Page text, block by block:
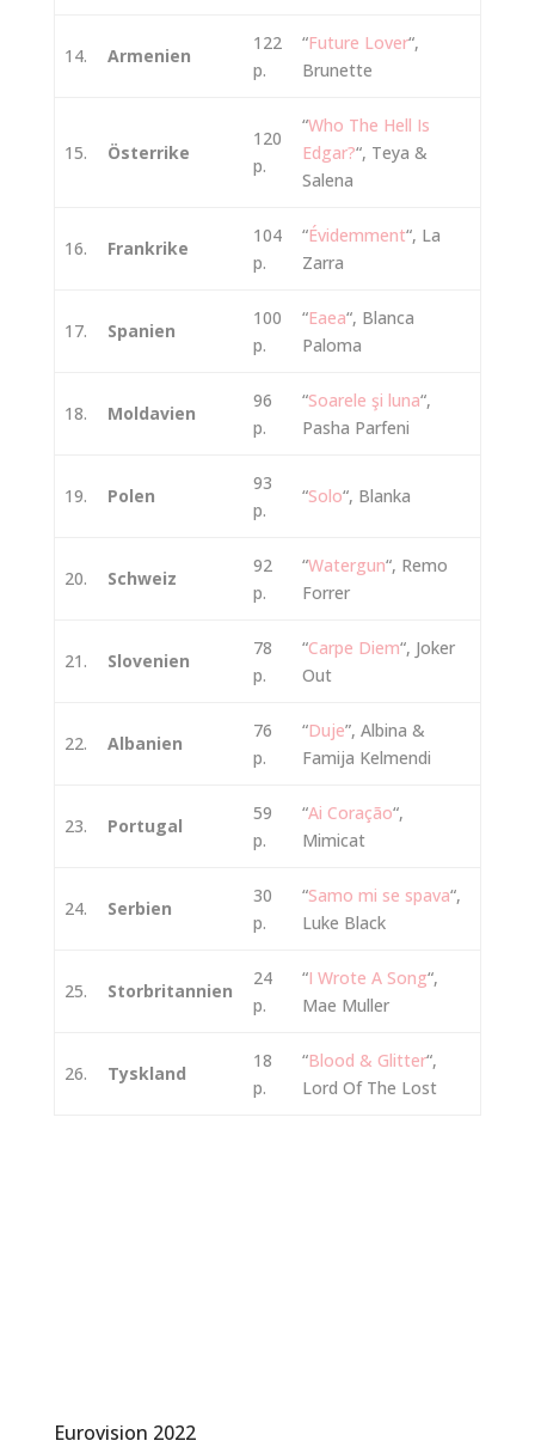
14. Armenien
122
p.
“Future Lover“,
Brunette
15. Österrike
120
p.
“Who The Hell Is
Edgar?“, Teya &
Salena
16. Frankrike
104
p.
“Évidemment“, La
Zarra
17. Spanien
100
p.
“Eaea“, Blanca
Paloma
18. Moldavien
96
p.
“Soarele şi luna“,
Pasha Parfeni
19. Polen
93
p.
“Solo“, Blanka
20. Schweiz
92
p.
“Watergun“, Remo
Forrer
21. Slovenien
78
p.
“Carpe Diem“, Joker
Out
22. Albanien
76
p.
“Duje”, Albina &
Famija Kelmendi
23. Portugal
59
p.
“Ai Coração“,
Mimicat
24. Serbien
30
p.
“Samo mi se spava“,
Luke Black
25. Storbritannien
24
p.
“I Wrote A Song“,
Mae Muller
26. Tyskland
18
p.
“Blood & Glitter“,
Lord Of The Lost
Eurovision 2022